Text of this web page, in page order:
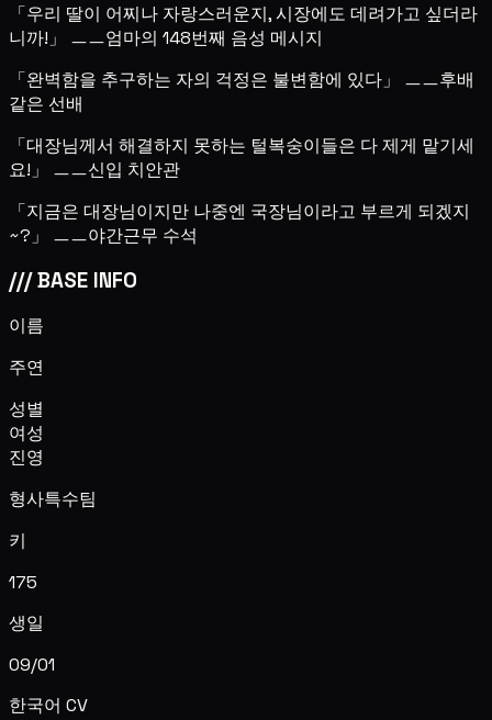
「우리 딸이 어찌나 자랑스러운지, 시장에도 데려가고 싶더라
니까!」 ㅡㅡ엄마의 148번째 음성 메시지
「완벽함을 추구하는 자의 걱정은 불변함에 있다」 ㅡㅡ후배
같은 선배
「대장님께서 해결하지 못하는 털복숭이들은 다 제게 맡기세
요!」 ㅡㅡ신입 치안관
「지금은 대장님이지만 나중엔 국장님이라고 부르게 되겠지
~?」 ㅡㅡ야간근무 수석
///BASE INFO
이름
주연
성별
여성
진영
형사특수팀
키
175
생일
09/01
한국어 CV